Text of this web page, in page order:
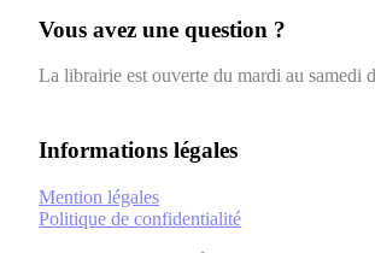
Vous avez une question ?
La librairie est ouverte du mardi au samedi
Informations légales
Mention légales
Politique de confidentialité